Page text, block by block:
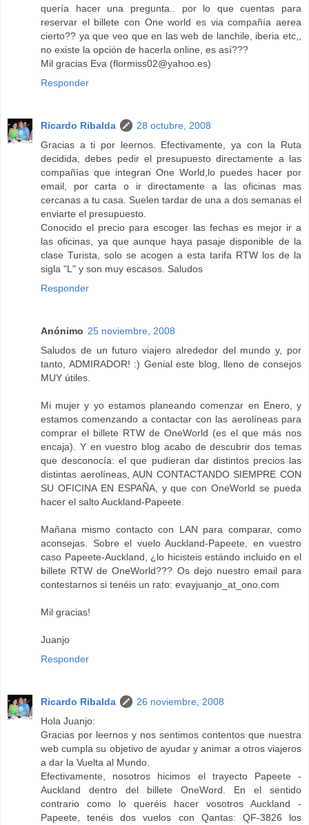
quería hacer una pregunta.. por lo que cuentas para
reservar el billete con One world es via compañía aerea
cierto?? ya que veo que en las web de lanchile, iberia etc,,
no existe la opción de hacerla online, es así???
Mil gracias Eva (flormiss02@yahoo.es)
Responder
Ricardo Ribalda
28 octubre, 2008
Gracias a ti por leernos. Efectivamente, ya con la Ruta
decidida, debes pedir el presupuesto directamente a las
compañías que integran One World,lo puedes hacer por
email, por carta o ir directamente a las oficinas mas
cercanas a tu casa. Suelen tardar de una a dos semanas el
enviarte el presupuesto.
Conocido el precio para escoger las fechas es mejor ir a
las oficinas, ya que aunque haya pasaje disponible de la
clase Turista, solo se acogen a esta tarifa RTW los de la
sigla "L" y son muy escasos. Saludos
Responder
Anónimo 25 noviembre, 2008
Saludos de un futuro viajero alrededor del mundo y, por
tanto, ADMIRADOR! :) Genial este blog, lleno de consejos
MUY útiles.
Mi mujer y yo estamos planeando comenzar en Enero, y
estamos comenzando a contactar con las aerolíneas para
comprar el billete RTW de OneWorld (es el que más nos
encaja). Y en vuestro blog acabo de descubrir dos temas
que desconocía: el que pudieran dar distintos precios las
distintas aerolíneas, AUN CONTACTANDO SIEMPRE CON
SU OFICINA EN ESPAÑA, y que con OneWorld se pueda
hacer el salto Auckland-Papeete.
Mañana mismo contacto con LAN para comparar, como
aconsejas. Sobre el vuelo Auckland-Papeete, en vuestro
caso Papeete-Auckland, ¿lo hicisteis estándo incluido en el
billete RTW de OneWorld??? Os dejo nuestro email para
contestarnos si tenéis un rato: evayjuanjo_at_ono.com
Mil gracias!
Juanjo
Responder
Ricardo Ribalda
26 noviembre, 2008
Hola Juanjo:
Gracias por leernos y nos sentimos contentos que nuestra
web cumpla su objetivo de ayudar y animar a otros viajeros
a dar la Vuelta al Mundo.
Efectivamente, nosotros hicimos el trayecto Papeete -
Auckland dentro del billete OneWord. En el sentido
contrario como lo queréis hacer vosotros Auckland -
Papeete, tenéis dos vuelos con Qantas: QF-3826 los